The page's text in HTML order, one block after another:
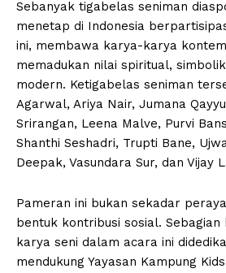
Sebanyak tigabelas seniman
menetap di Indonesia
ini, membawa karya-karya
memadukan nilai spiritual,
modern. Ketigabelas seniman
Agarwal, Ariya Nair, Jumana
Srirangan, Leena Malve, Purvi
Shanthi Seshadri, Trupti Bane,
Deepak, Vasundara Sur, dan Vijay
Pameran ini bukan sekadar
bentuk kontribusi sosial. Sebagian
karya seni dalam acara ini
mendukung Yayasan Kampung